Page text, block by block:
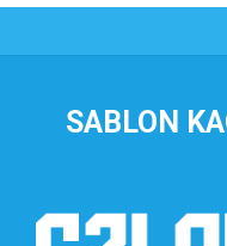
SABLON